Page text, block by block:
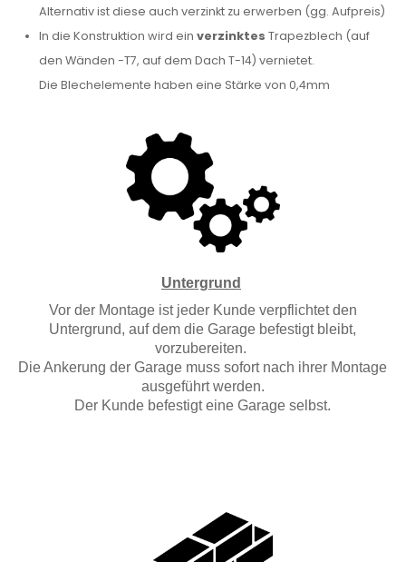
Alternativ ist diese auch verzinkt zu erwerben (gg. Aufpreis)
In die Konstruktion wird ein verzinktes Trapezblech (auf
den Wänden -T7, auf dem Dach T-14) vernietet.
Die Blechelemente haben eine Stärke von 0,4mm
Untergrund
Vor der Montage ist jeder Kunde verpflichtet den
Untergrund, auf dem die Garage befestigt bleibt,
vorzubereiten.
Die Ankerung der Garage muss sofort nach ihrer Montage
ausgeführt werden.
Der Kunde befestigt eine Garage selbst.